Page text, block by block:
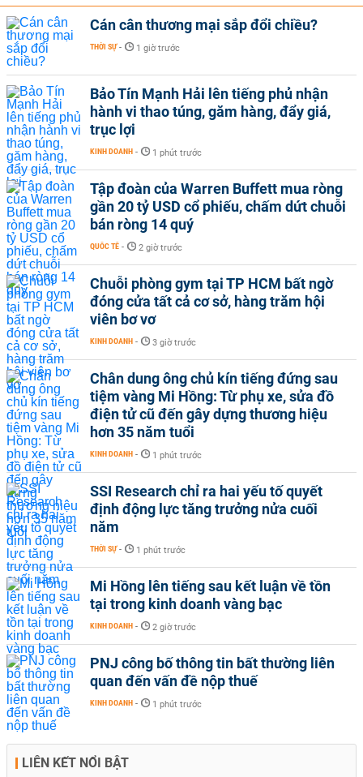
Cán cân thương mại sắp đổi chiều?
THỜI SỰ - 1 giờ trước
Bảo Tín Mạnh Hải lên tiếng phủ nhận
hành vi thao túng, găm hàng, đẩy giá,
trục lợi
KINH DOANH - 1 phút trước
Tập đoàn của Warren Buffett mua ròng
gần 20 tỷ USD cổ phiếu, chấm dứt chuỗi
bán ròng 14 quý
QUỐC TẾ - 2 giờ trước
Chuỗi phòng gym tại TP HCM bất ngờ
đóng cửa tất cả cơ sở, hàng trăm hội
viên bơ vơ
KINH DOANH - 3 giờ trước
Chân dung ông chủ kín tiếng đứng sau
tiệm vàng Mi Hồng: Từ phụ xe, sửa đồ
điện tử cũ đến gây dựng thương hiệu
hơn 35 năm tuổi
KINH DOANH - 1 phút trước
SSI Research chỉ ra hai yếu tố quyết
định động lực tăng trưởng nửa cuối
năm
THỜI SỰ - 1 phút trước
Mi Hồng lên tiếng sau kết luận về tồn
tại trong kinh doanh vàng bạc
KINH DOANH - 2 giờ trước
PNJ công bố thông tin bất thường liên
quan đến vấn đề nộp thuế
KINH DOANH - 1 phút trước
LIÊN KẾT NỔI BẬT